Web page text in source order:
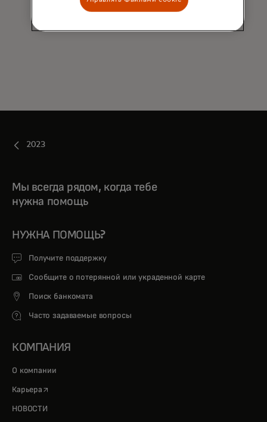
2023
Мы всегда рядом, когда тебе
нужна помощь
НУЖНА ПОМОЩЬ?
Получите поддержку
Сообщите о потерянной или украденной карте
Поиск банкомата
Часто задаваемые вопросы
КОМПАНИЯ
О компании
Карьера opens in a new tab
НОВОСТИ